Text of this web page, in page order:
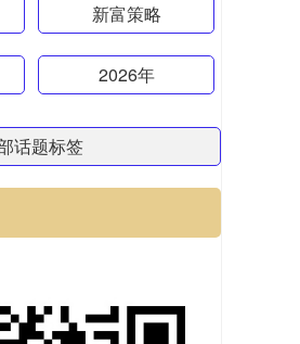
新富策略
2026年
话题标签